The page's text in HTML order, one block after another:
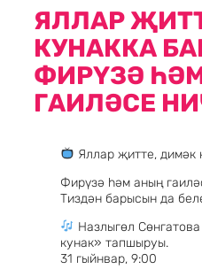
ЯЛЛАР
КУНАККА
ФИРҮЗӘ
ГАИЛӘСЕ
Яллар җитте, димәк
Фирүзә һәм аның
Тиздән барысын да
Назлыгөл
кунак» тапшыруы.
31 гыйнвар, 9:00